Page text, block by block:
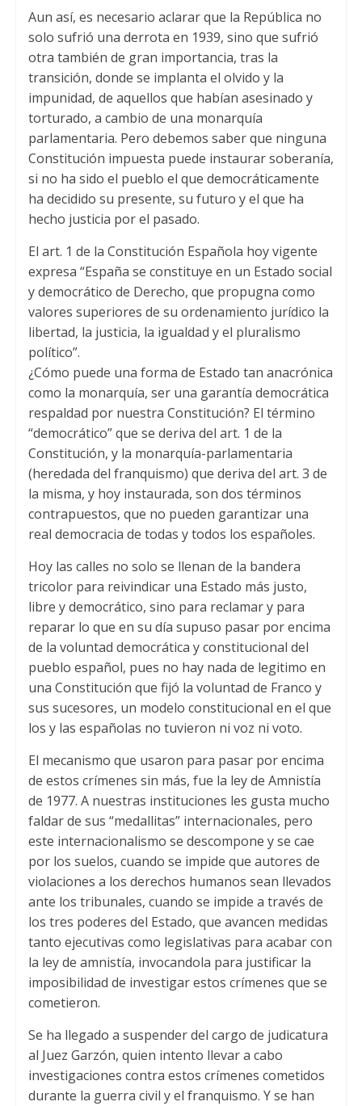
Aun así, es necesario aclarar que la República no
solo sufrió una derrota en 1939, sino que sufrió
otra también de gran importancia, tras la
transición, donde se implanta el olvido y la
impunidad, de aquellos que habían asesinado y
torturado, a cambio de una monarquía
parlamentaria. Pero debemos saber que ninguna
Constitución impuesta puede instaurar soberanía,
si no ha sido el pueblo el que democráticamente
ha decidido su presente, su futuro y el que ha
hecho justicia por el pasado.
El art. 1 de la Constitución Española hoy vigente
expresa “España se constituye en un Estado social
y democrático de Derecho, que propugna como
valores superiores de su ordenamiento jurídico la
libertad, la justicia, la igualdad y el pluralismo
político”.
¿Cómo puede una forma de Estado tan anacrónica
como la monarquía, ser una garantía democrática
respaldad por nuestra Constitución? El término
“democrático” que se deriva del art. 1 de la
Constitución, y la monarquía-parlamentaria
(heredada del franquismo) que deriva del art. 3 de
la misma, y hoy instaurada, son dos términos
contrapuestos, que no pueden garantizar una
real democracia de todas y todos los españoles.
Hoy las calles no solo se llenan de la bandera
tricolor para reivindicar una Estado más justo,
libre y democrático, sino para reclamar y para
reparar lo que en su día supuso pasar por encima
de la voluntad democrática y constitucional del
pueblo español, pues no hay nada de legitimo en
una Constitución que fijó la voluntad de Franco y
sus sucesores, un modelo constitucional en el que
los y las españolas no tuvieron ni voz ni voto.
El mecanismo que usaron para pasar por encima
de estos crímenes sin más, fue la ley de Amnistía
de 1977. A nuestras instituciones les gusta mucho
faldar de sus “medallitas” internacionales, pero
este internacionalismo se descompone y se cae
por los suelos, cuando se impide que autores de
violaciones a los derechos humanos sean llevados
ante los tribunales, cuando se impide a través de
los tres poderes del Estado, que avancen medidas
tanto ejecutivas como legislativas para acabar con
la ley de amnistía, invocandola para justificar la
imposibilidad de investigar estos crímenes que se
cometieron.
Se ha llegado a suspender del cargo de judicatura
al Juez Garzón, quien intento llevar a cabo
investigaciones contra estos crímenes cometidos
durante la guerra civil y el franquismo. Y se han